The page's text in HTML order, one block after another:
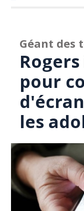
Géant des
pour
les